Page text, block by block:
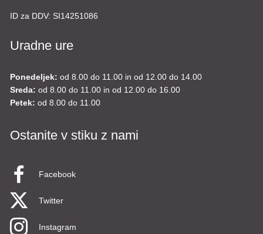
ID za DDV: SI14251086
Uradne ure
Ponedeljek: od 8.00 do 11.00 in od 12.00 do 14.00
Sreda: od 8.00 do 11.00 in od 12.00 do 16.00
Petek: od 8.00 do 11.00
Ostanite v stiku z nami
Facebook
Twitter
Instagram